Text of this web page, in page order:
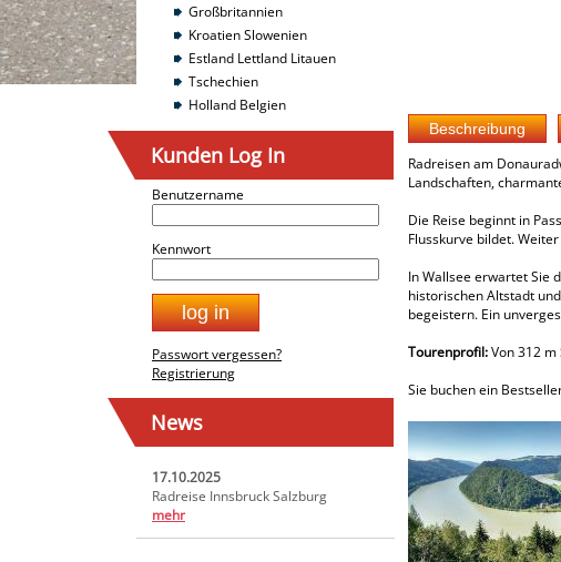
Großbritannien
Kroatien Slowenien
Estland Lettland Litauen
Tschechien
Holland Belgien
Kunden Log In
Benutzername
Kennwort
Passwort vergessen?
Registrierung
News
17.10.2025
Radreise Innsbruck Salzburg
mehr
Radreisen am
Landschaften,
Die Reise beginnt in
Flusskurve bildet.
In Wallsee erwartet Sie
historischen Altstadt
begeistern. Ein
Tourenprofil:Von 312
Sie buchen ein